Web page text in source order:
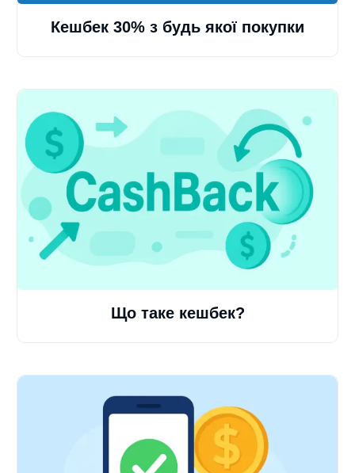
Кешбек 30% з будь якої покупки
Що таке кешбек?